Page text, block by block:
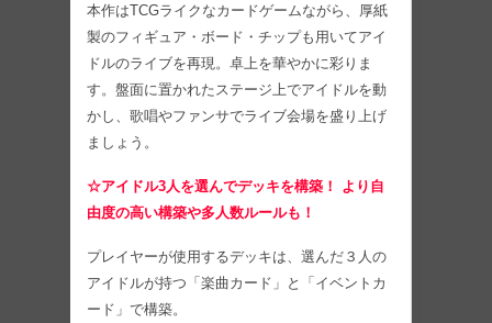
本作はTCGライクなカードゲームながら、厚紙
製のフィギュア・ボード・チップも用いてアイ
ドルのライブを再現。卓上を華やかに彩りま
す。盤面に置かれたステージ上でアイドルを動
かし、歌唱やファンサでライブ会場を盛り上げ
ましょう。
☆アイドル3人を選んでデッキを構築！ より自
由度の高い構築や多人数ルールも！
プレイヤーが使用するデッキは、選んだ３人の
アイドルが持つ「楽曲カード」と「イベントカ
ード」で構築。